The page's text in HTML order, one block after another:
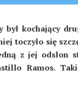
był kochający
toczyło się
z jej odsłon
Ramos.